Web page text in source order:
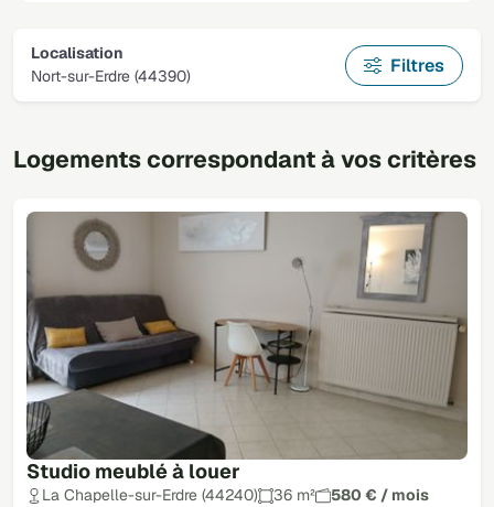
Localisation
Nort-sur-Erdre (44390)
Filtres
Logements correspondant à vos critères
Studio meublé à louer
La Chapelle-sur-Erdre (44240) 36 m²
580 € / mois